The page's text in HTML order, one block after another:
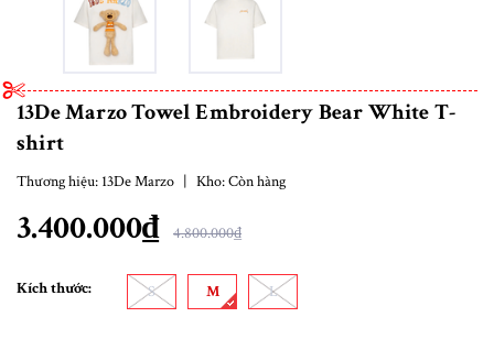
13De Marzo Towel Embroidery Bear White T-
shirt
Thương hiệu: 13De Marzo | Kho:Còn hàng
3.400.000₫ 4.800.000₫
Kích thước: S M L